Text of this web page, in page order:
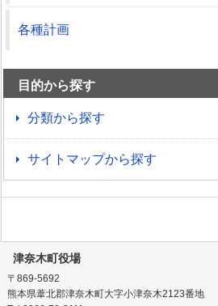
各種計画
目的から探す
分類から探す
サイトマップから探す
津奈木町役場
〒869-5692
熊本県葦北郡津奈木町大字小津奈木2123番地